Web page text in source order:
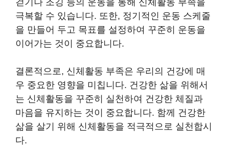
걷기나 조깅 등의 운동을 통해 신체활동 부족을
극복할 수 있습니다. 또한, 정기적인 운동 스케줄
을 만들어 두고 목표를 설정하여 꾸준히 운동을
이어가는 것이 중요합니다.
결론적으로, 신체활동 부족은 우리의 건강에 매
우 중요한 영향을 미칩니다. 건강한 삶을 위해서
는 신체활동을 꾸준히 실천하여 건강한 체질과
마음을 유지하는 것이 중요합니다. 함께 건강한
삶을 살기 위해 신체활동을 적극적으로 실천합시
다.